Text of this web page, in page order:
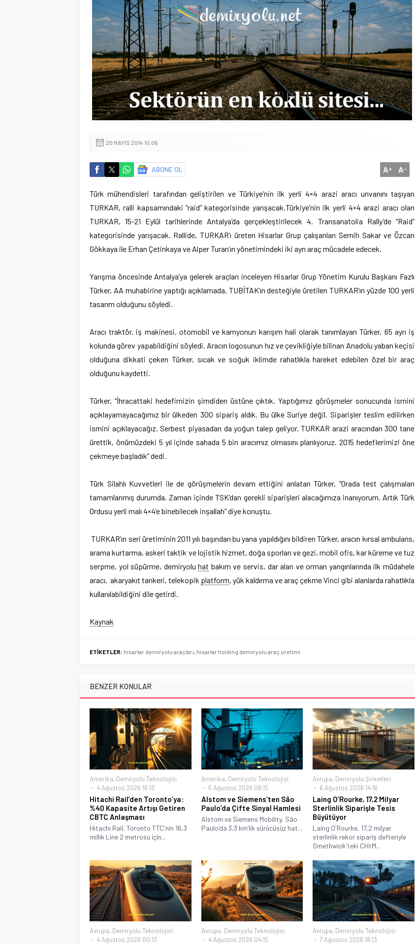
20 MAYIS 2014 10:06
ABONE OL A+ A-
Türk mühendisleri tarafından geliştirilen ve Türkiye’nin ilk yerli 4×4 arazi aracı unvanını taşıyan
TURKAR, ralli kapsamındaki “raid” kategorisinde yarışacak.Türkiye’nin ilk yerli 4×4 arazi aracı olan
TURKAR, 15-21 Eylül tarihlerinde Antalya’da gerçekleştirilecek 4. Transanatolia Rally’de “Raid”
kategorisinde yarışacak. Rallide, TURKAR’ı üreten Hisarlar Grup çalışanları Semih Sakar ve Özcan
Gökkaya ile Erhan Çetinkaya ve Alper Turan’ın yönetimindeki iki ayrı araç mücadele edecek.
Yarışma öncesinde Antalya’ya gelerek araçları inceleyen Hisarlar Grup Yönetim Kurulu Başkanı Fazlı
Türker, AA muhabirine yaptığı açıklamada, TUBİTAK’ın desteğiyle üretilen TURKAR’ın yüzde 100 yerli
tasarım olduğunu söyledi.
Aracı traktör, iş makinesi, otomobil ve kamyonun karışım hali olarak tanımlayan Türker, 65 ayrı iş
kolunda görev yapabildiğini söyledi. Aracın logosunun hız ve çevikliğiyle bilinan Anadolu yaban keçisi
olduğuna dikkati çeken Türker, sıcak ve soğuk iklimde rahatlıkla hareket edebilen özel bir araç
olduğunu kaydetti.
Türker, “İhracattaki hedefimizin şimdiden üstüne çıktık. Yaptığımız görüşmeler sonucunda ismini
açıklayamayacağımız bir ülkeden 300 sipariş aldık. Bu ülke Suriye değil. Siparişler teslim edilirken
ismini açıklayacağız. Serbest piyasadan da yoğun talep geliyor. TURKAR arazi aracından 300 tane
ürettik, önümüzdeki 5 yıl içinde sahada 5 bin aracımız olmasını planlıyoruz. 2015 hedeflerimizi öne
çekmeye başladık” dedi.
Türk Silahlı Kuvvetleri ile de görüşmelerin devam ettiğini anlatan Türker, “Orada test çalışmaları
tamamlanmış durumda. Zaman içinde TSK’dan gerekli siparişleri alacağımıza inanıyorum. Artık Türk
Ordusu yerli malı 4×4’e binebilecek inşallah” diye konuştu.
TURKAR’ın seri üretiminin 2011 yılı başından bu yana yapıldığını bildiren Türker, aracın kırsal ambulans,
arama kurtarma, askeri taktik ve lojistik hizmet, doğa sporları ve gezi, mobil ofis, kar küreme ve tuz
serpme, yol süpürme, demiryoluhat bakım ve servis, dar alan ve orman yangınlarında ilk müdahele
aracı, akaryakıt tankeri, telekopik platform, yük kaldırma ve araç çekme Vinci gibi alanlarda rahatlıkla
kullanılabildiğini dile getirdi.
Kaynak
ETİKETLER: hisarlar demiryolu araçları, hisarlar holding demiryolu araç üretimi
BENZER KONULAR
Amerika, Demiryolu Teknolojisi
4 Ağustos 2026 16:13
Hitachi Rail’den Toronto’ya:
%40 Kapasite Artışı Getiren
CBTC Anlaşması
Hitachi Rail, Toronto TTC'nin 16,3
millik Line 2 metrosu için...
Amerika, Demiryolu Teknolojisi
6 Ağustos 2026 08:15
Alstom ve Siemens’ten São
Paulo’da Çifte Sinyal Hamlesi
Alstom ve Siemens Mobility, São
Paulo’da 3,3 km’lik sürücüsüz hat...
Avrupa, Demiryolu Şirketleri
6 Ağustos 2026 14:16
Laing O’Rourke, 17,2 Milyar
Sterlinlik Siparişle Tesis
Büyütüyor
Laing O'Rourke, 17,2 milyar
sterlinlik rekor sipariş defteriyle
Smethwick'teki CHtM...
Avrupa, Demiryolu Teknolojisi
4 Ağustos 2026 00:13
Avrupa, Demiryolu Teknolojisi
4 Ağustos 2026 04:15
Avrupa, Demiryolu Teknolojisi
7 Ağustos 2026 18:13